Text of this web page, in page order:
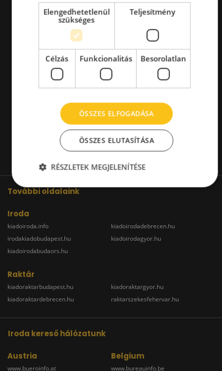
További oldalaink
Iroda
kiadoiroda.info
irodakiadobudapest.hu
kiadoirodabudaors.hu
kiadoirodadebrecen.hu
kiadoirodagyor.hu
Raktár
kiadoraktarbudapest.hu
kiadoraktardebrecen.hu
kiadoraktargyor.hu
raktarszekesfehervar.hu
Iroda kereső hálózatunk
Austria
www.bueroinfo.at
Belgium
www.bureauinfo.be
Elengedhetetlenül
szükséges
Teljesítmény
Célzás Funkcionalitás Besorolatlan
ÖSSZES ELFOGADÁSA
ÖSSZES ELUTASÍTÁSA
RÉSZLETEK MEGJELENÍTÉSE